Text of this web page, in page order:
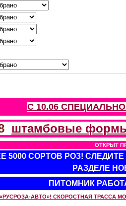
С 10.06
штамбовые
ОТКРЫТ
5000 СОРТОВ РОЗ!
РАЗДЕЛЕ
ПИТОМНИК
АВТО»! СКОРОСТНАЯ ТРАССА